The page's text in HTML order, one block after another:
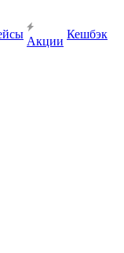
Акции
Кешбэк